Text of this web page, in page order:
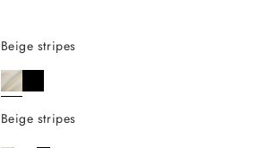
beige stripes
beige stripes